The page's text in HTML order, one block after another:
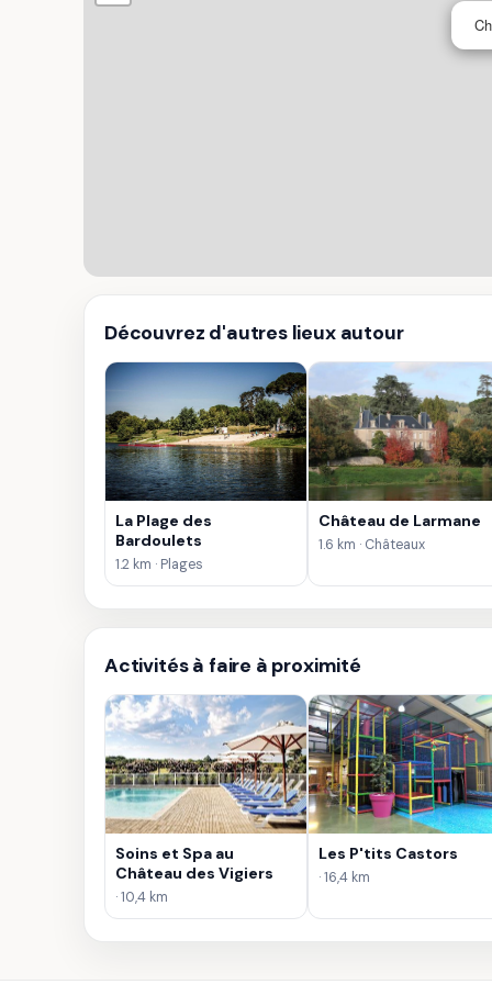
Découvrez d'autres lieux autour
La Plage des
Bardoulets
1.2 km · Plages
Château de Larmane
1.6 km · Châteaux
Activités à faire à proximité
Soins et Spa au
Château des Vigiers
· 10,4 km
Les P'tits Castors
· 16,4 km